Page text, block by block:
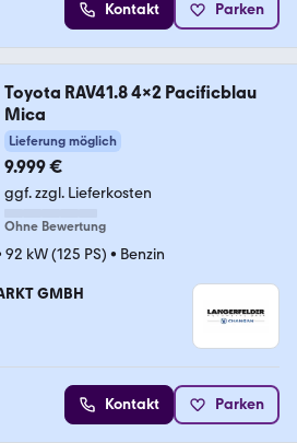
Kontakt Parken
Toyota RAV41.8 4x2 Pacificblau
Mica
Lieferung möglich
9.999 €
ggf. zzgl. Lieferkosten
Ohne Bewertung
92 kW (125 PS) • Benzin
GMBH
Kontakt Parken